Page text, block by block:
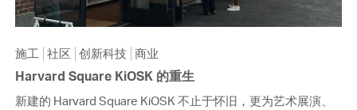
施工 社区 创新科技 商业
Harvard Square KiOSK 的重生
新建的 Harvard Square KiOSK 不止于怀旧，更为艺术展演、